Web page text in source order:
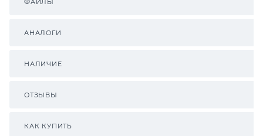
ФАЙЛЫ
АНАЛОГИ
НАЛИЧИЕ
ОТЗЫВЫ
КАК КУПИТЬ